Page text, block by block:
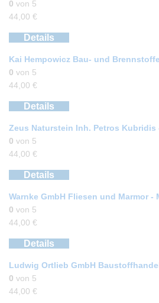
0 von 5
44,00 €
Details
Kai Hempowicz Bau- und
0 von 5
44,00 €
Details
Zeus Naturstein Inh. Petros Kubridis
0 von 5
44,00 €
Details
Warnke GmbH Fliesen und Marmor -
0 von 5
44,00 €
Details
Ludwig Ortlieb GmbH
0 von 5
44,00 €